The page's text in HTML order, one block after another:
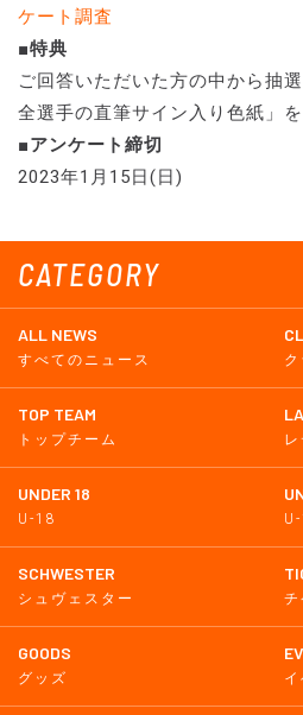
CATEGORY
ALL NEWS
すべてのニュース
TOP TEAM
トップチーム
UNDER 18
U-18
SCHWESTER
シュヴェスター チ
GOODS
グッズ イ
ケート調査
■特典
ご回答いただいた方の中から抽
全選手の直筆サイン入り色紙」を
■アンケート締切
2023年1月15日(日)